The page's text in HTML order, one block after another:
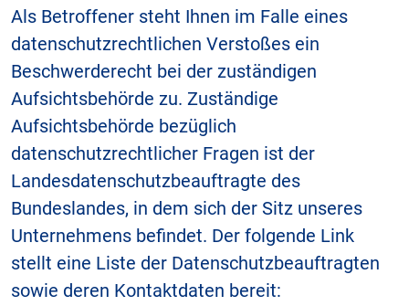
Als Betroffener steht Ihnen im Falle eines
datenschutzrechtlichen Verstoßes ein
Beschwerderecht bei der zuständigen
Aufsichtsbehörde zu. Zuständige
Aufsichtsbehörde bezüglich
datenschutzrechtlicher Fragen ist der
Landesdatenschutzbeauftragte des
Bundeslandes, in dem sich der Sitz unseres
Unternehmens befindet. Der folgende Link
stellt eine Liste der Datenschutzbeauftragten
sowie deren Kontaktdaten bereit: